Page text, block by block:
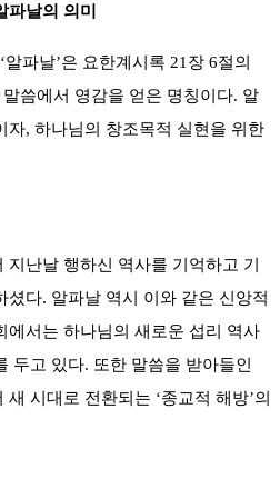
날의 의미
파날’은 요한계시록 21장 6절의
씀에서 영감을 얻은 명칭이다. 알
자, 하나님의 창조목적 실현을 위한
난날 행하신 역사를 기억하고 기
셨다. 알파날 역시 이와 같은 신앙적
에서는 하나님의 새로운 섭리 역사
두고 있다. 또한 말씀을 받아들인
시대로 전환되는 ‘종교적 해방’의